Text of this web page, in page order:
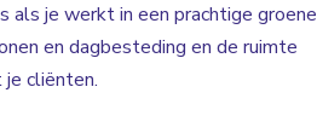
als je werkt in een prachtige groene
en dagbesteding en de ruimte
cliënten.